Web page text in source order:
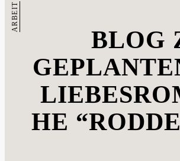
BLOG
HE
ARBEIT